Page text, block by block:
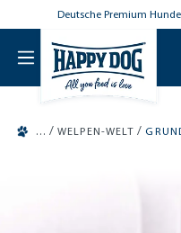
springen
Deutsche Premium
/ WELPEN-WELT /